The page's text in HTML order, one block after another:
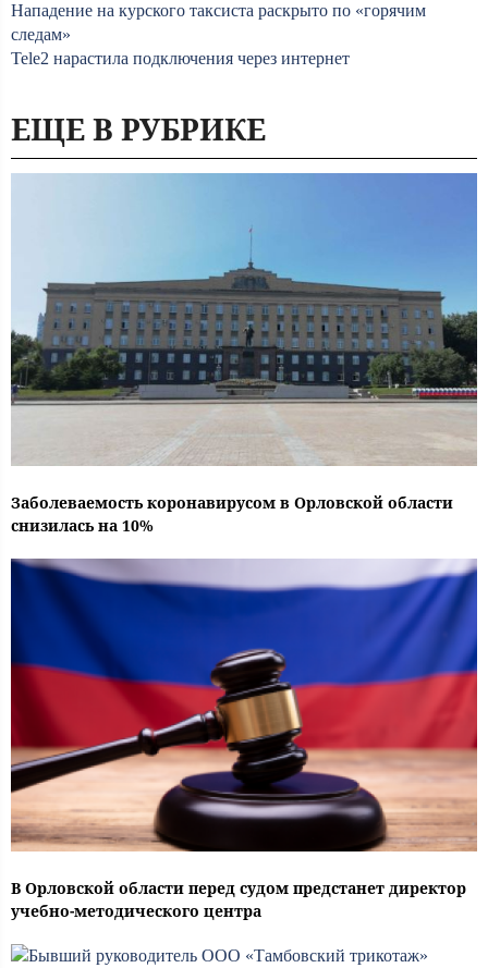
Нападение на курского таксиста раскрыто по «горячим
следам»
Tele2 нарастила подключения через интернет
ЕЩЕ В РУБРИКЕ
Заболеваемость коронавирусом в Орловской области
снизилась на 10%
В Орловской области перед судом предстанет директор
учебно-методического центра